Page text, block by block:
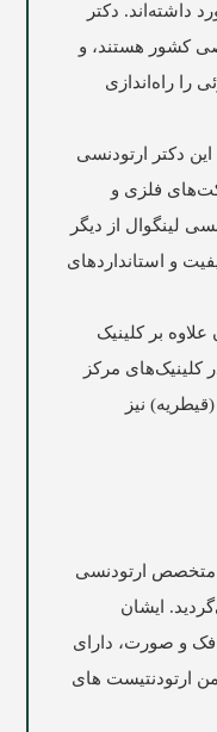
دکتر
کشور هستند، و
را راه‌اندازی
دکتر ارتودنسی
فلزی و
لینگوال از دیگر
و استانداردهای
بر کلینیک
کلینیک‌های مرکز
نیز
متخصص ارتودنسی
ایشان
و صورت، دارای
ارتودنتیست‌ های